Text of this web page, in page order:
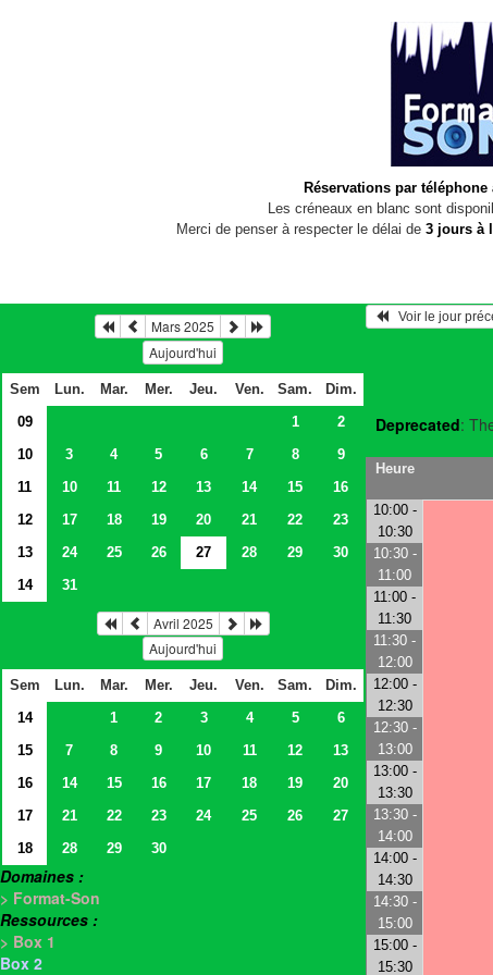
Réservations par téléphone
Les créneaux en blanc sont
Merci de penser à respecter le délai de 3 jours à
Mars 2025
Aujourd'hui
Sem Lun. Mar. Mer. Jeu. Ven. Sam.
Dim.
09
1
2
10
3 4 5 6 7 8
9
11
10 11 12 13 14 15
16
12
17 18 19 20 21 22
23
13
24 25 26 27 28 29
30
14
31
Avril 2025
Aujourd'hui
Sem Lun. Mar. Mer. Jeu. Ven. Sam.
Dim.
14
1 2 3 4 5
6
15
7 8 9 10 11 12
13
16
14 15 16 17 18 19
20
17
21 22 23 24 25 26
27
18
28 29 30
Domaines :
> Format-Son
Ressources :
> Box 1
Box 2
Voir le jour
Deprecated:
Heure
10:00 -
10:30
10:30 -
11:00
11:00 -
11:30
11:30 -
12:00
12:00 -
12:30
12:30 -
13:00
13:00 -
13:30
13:30 -
14:00
14:00 -
14:30
14:30 -
15:00
15:00 -
15:30